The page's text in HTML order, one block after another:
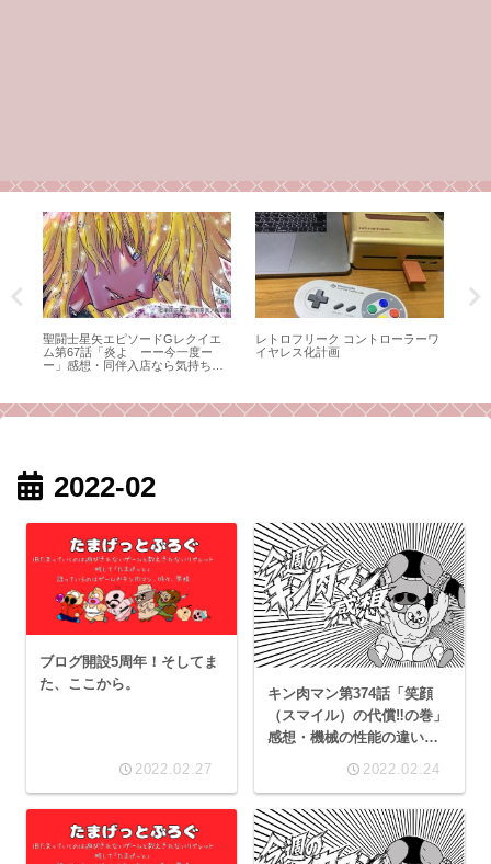
聖闘士星矢エピソードGレクイエ
ム第67話「炎よ ーー今一度ー
ー」感想・同伴入店なら気持ちも
レトロフリーク コントローラーワ
イヤレス化計画
2022-02
ブログ開設5周年！そしてま
た、ここから。
2022.02.27
キン肉マン第374話「笑顔
（スマイル）の代償‼︎の巻」
感想・機械の性能の違いが
戦力の決定的な差ではない
マン
2022.02.24